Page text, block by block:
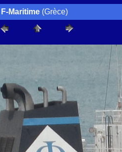
F-Maritime (Grèce)